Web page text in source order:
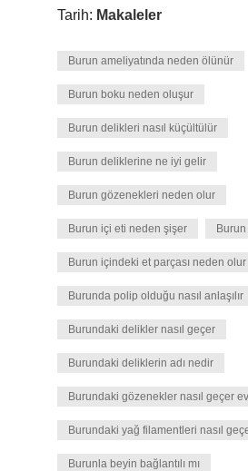
Tarih: Makaleler
Burun ameliyatında neden ölünür
Burun boku neden oluşur
Burun delikleri nasıl küçültülür
Burun deliklerine ne iyi gelir
Burun gözenekleri neden olur
Burun içi eti neden şişer
Burun içindeki et parçası neden olur
Burunda polip olduğu nasıl anlaşılır
Burundaki delikler nasıl geçer
Burundaki deliklerin adı nedir
Burundaki gözenekler nasıl geçer
Burundaki yağ filamentleri nasıl
Burunla beyin bağlantılı mı